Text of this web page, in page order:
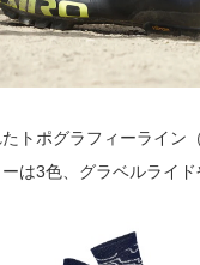
トポグラフィーライン
は3色、グラベルライ